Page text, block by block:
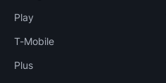
Play
T-Mobile
Plus